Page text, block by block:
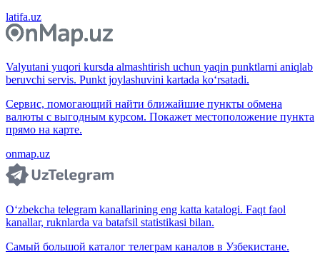
latifa.uz
Valyutani yuqori kursda almashtirish uchun yaqin punktlarni aniqlab
beruvchi servis. Punkt joylashuvini kartada ko‘rsatadi.
Сервис, помогающий найти ближайшие пункты обмена
валюты с выгодным курсом. Покажет местоположение пункта
прямо на карте.
onmap.uz
O‘zbekcha telegram kanallarining eng katta katalogi. Faqt faol
kanallar, ruknlarda va batafsil statistikasi bilan.
Самый большой каталог телеграм каналов в Узбекистане.